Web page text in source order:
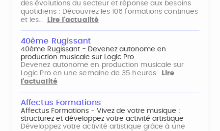
des évolutions du secteur et réponse aux besoins
quotidiens : Découvrez les 106 formations continues
et les…
Lire l'actualité
40ème Rugissant
40ème Rugissant - Devenez autonome en
production musicale sur Logic Pro
Devenez autonome en production musicale sur
Logic Pro en une semaine de 35 heures.
Lire
l'actualité
Affectus Formations
Affectus Formations - Vivez de votre musique :
structurez et développez votre activité artistique
Développez votre activité artistique grâce à une